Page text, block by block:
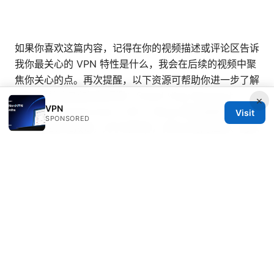
如果你喜欢这篇内容，记得在你的视频描述或评论区告诉
我你最关心的 VPN 特性是什么，我会在后续的视频中聚
焦你关心的点。再次提醒，以下资源可帮助你进一步了解
VPN 相关信息和比较评测：Grand View Research、
Statista、TechCrunch、EFF、Wired 等权威媒体的隐
私与网络安全报道。对于初学者，优先从易用性高、隐私
×
VPN
SPONSORED
Visit